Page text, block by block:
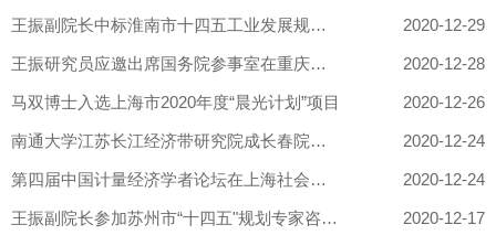
王振副院长中标淮南市十四五工业发展规划编制项目 2020-12-29
王振研究员应邀出席国务院参事室在重庆主办的"2020长江论坛" 2020-12-28
马双博士入选上海市2020年度“晨光计划”项目 2020-12-26
南通大学江苏长江经济带研究院成长春院长一行来我中心调研 2020-12-24
第四届中国计量经济学者论坛在上海社会科学院举行 王振副院长出... 2020-12-24
王振副院长参加苏州市“十四五"规划专家咨询会 2020-12-17